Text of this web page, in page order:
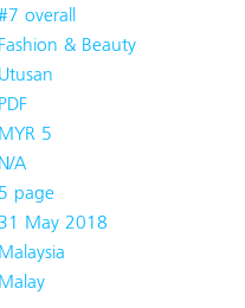
overall
Fashion & Beauty
Utusan
PDF
MYR 5
N/A
5 page
May 2018
Malaysia
Malay